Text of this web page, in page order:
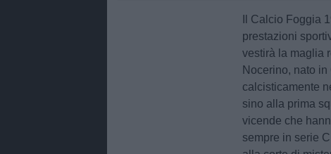
Il Calcio Foggia
prestazioni
vestirà la maglia
Nocerino, nato
calcisticamente
sino alla prima
vicende che
sempre in serie